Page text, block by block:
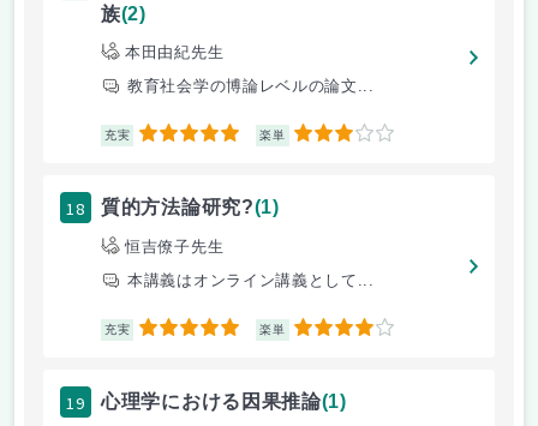
族(2)
本田由紀先生
教育社会学の博論レベルの論文...
充実 5 楽単 3
18 質的方法論研究?(1)
恒吉僚子先生
本講義はオンライン講義として...
充実 5 楽単 4
19 心理学における因果推論(1)